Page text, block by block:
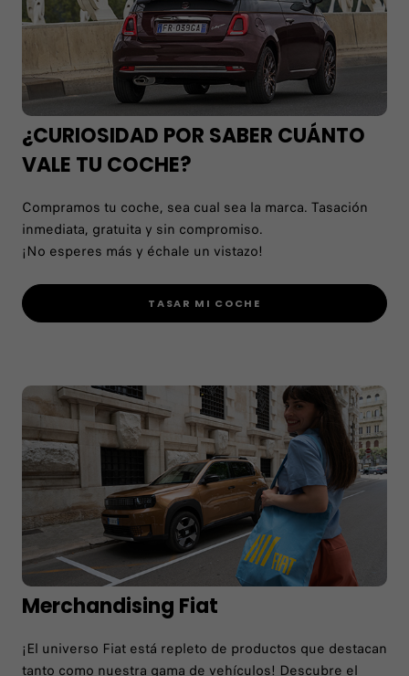
¿CURIOSIDAD POR SABER CUÁNTO
VALE TU COCHE?
Compramos tu coche, sea cual sea la marca. Tasación
inmediata, gratuita y sin compromiso.
¡No esperes más y échale un vistazo!
TASAR MI COCHE
Merchandising Fiat
¡El universo Fiat está repleto de productos que destacan
tanto como nuestra gama de vehículos! Descubre el